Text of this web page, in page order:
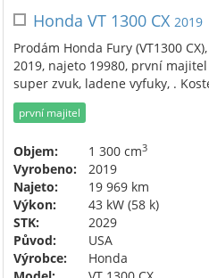
Honda VT 1300 CX 2019
Prodám Honda Fury (VT1300
2019, najeto 19980, první majitel
super zvuk, ladene vyfuky, .
první majitel
Objem: 1 300 cm3
Vyrobeno:
2019
Najeto:
19 969 km
Výkon:
43 kW (58 k)
STK:
2029
Původ:
USA
Výrobce:
Honda